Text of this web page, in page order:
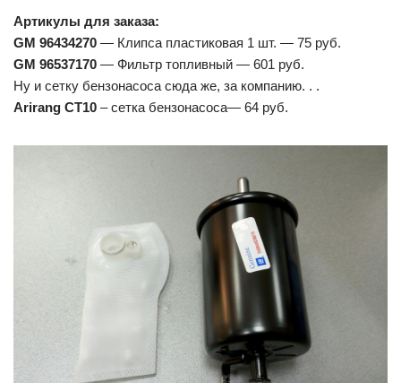
Артикулы для заказа:
GM 96434270 — Клипса пластиковая 1 шт. — 75 руб.
GM 96537170 — Фильтр топливный — 601 руб.
Ну и сетку бензонасоса сюда же, за компанию. . .
Arirang CT10 – сетка бензонасоса— 64 руб.